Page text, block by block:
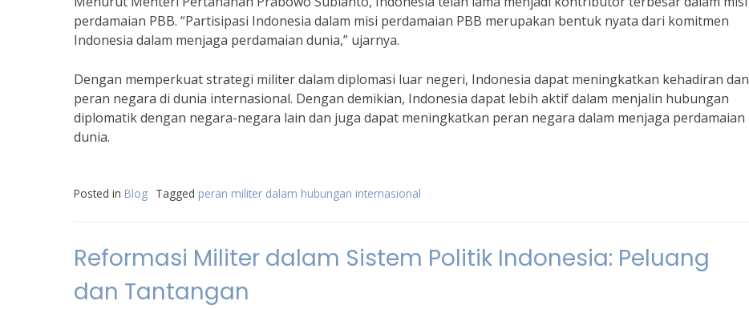
perdamaian PBB. “Partisipasi Indonesia dalam misi perdamaian PBB merupakan bentuk nyata dari komitmen
Indonesia dalam menjaga perdamaian dunia,” ujarnya.
Dengan memperkuat strategi militer dalam diplomasi luar negeri, Indonesia dapat meningkatkan kehadiran dan
peran negara di dunia internasional. Dengan demikian, Indonesia dapat lebih aktif dalam menjalin hubungan
diplomatik dengan negara-negara lain dan juga dapat meningkatkan peran negara dalam menjaga perdamaian
dunia.
Posted in Blog Tagged peran militer dalam hubungan internasional
Reformasi Militer dalam Sistem Politik Indonesia: Peluang
dan Tantangan